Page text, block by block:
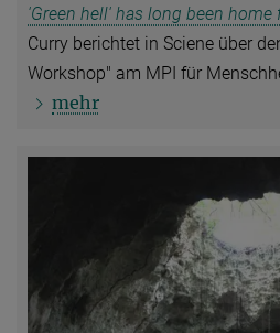
'Green hell' has long been home
Curry berichtet in Sciene über
Workshop" am MPI für
mehr